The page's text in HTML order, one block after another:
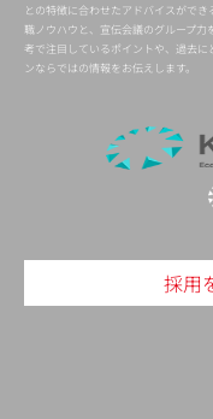
との特徴に合わせたアドバイスがで
職ノウハウと、宣伝会議のグループ
考で注目しているポイントや、過去
ンならではの情報をお伝えします。
採用